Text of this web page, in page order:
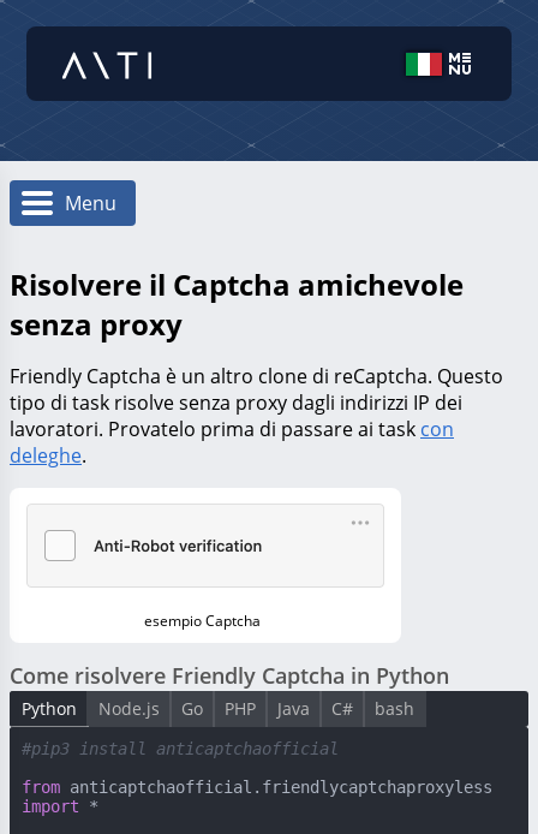
Menu
Risolvere il Captcha amichevole
senza proxy
Friendly Captcha è un altro clone di reCaptcha. Questo
tipo di task risolve senza proxy dagli indirizzi IP dei
lavoratori. Provatelo prima di passare ai task con
deleghe.
esempio Captcha
Python Node.js Go PHP Java C# bash
Come risolvere Friendly Captcha in Python
#pip3 install anticaptchaofficial
from
import *